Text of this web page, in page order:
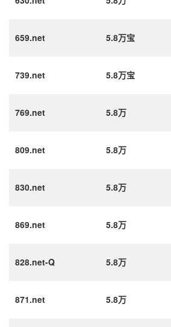
659.net 5.8万宝
739.net 5.8万宝
769.net 5.8万
809.net 5.8万
830.net 5.8万
869.net 5.8万
828.net-Q 5.8万
871.net 5.8万